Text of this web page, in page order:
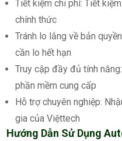
Tiết kiệm chi phí: Tiết
chính thức
Tránh lo lắng về bản
cần lo hết hạn
Truy cập đầy đủ tính
phần mềm cung cấp
Hỗ trợ chuyên nghiệp:
gia của Việttech
Hướng Dẫn Sử Dụng